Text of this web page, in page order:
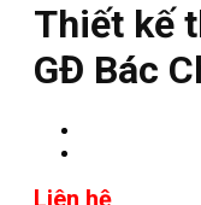
Thiết kế
GĐ Bác
Liên hệ